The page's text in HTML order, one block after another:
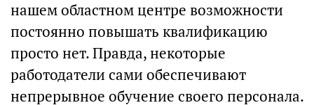
нашем областном центре возможности
постоянно повышать квалификацию
просто нет. Правда, некоторые
работодатели сами обеспечивают
непрерывное обучение своего персонала.